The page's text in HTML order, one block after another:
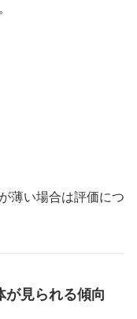
薄い場合は評価につ
が見られる傾向